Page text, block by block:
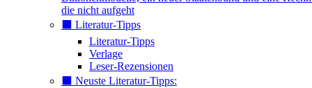
die nicht aufgeht
⬛️ Literatur-Tipps
Literatur-Tipps
Verlage
Leser-Rezensionen
⬛️ Neuste Literatur-Tipps: